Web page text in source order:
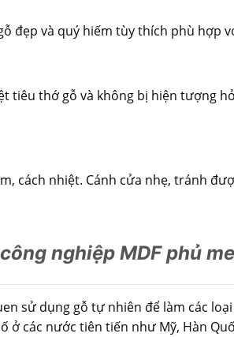
đẹp và quý hiếm tùy thích phù hợp
tiêu thớ gỗ và không bị hiện tượng
cách nhiệt. Cánh cửa nhẹ, tránh
nghiệp MDF phủ
sử dụng gỗ tự nhiên để làm các
ở các nước tiên tiến như Mỹ, Hàn